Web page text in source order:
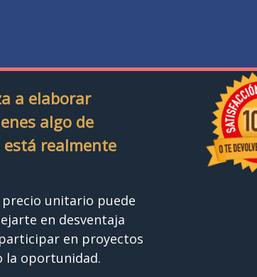
a elaborar
algo de
está realmente
precio unitario puede
en desventaja
en proyectos
la oportunidad.